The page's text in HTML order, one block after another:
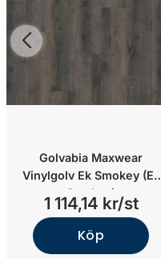
Golvabia Maxwear
Vinylgolv Ek Smokey (Ek
Smokey)
1 114,14 kr/st
Köp